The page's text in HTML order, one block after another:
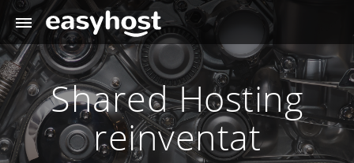
Shared Hosting
reinventat